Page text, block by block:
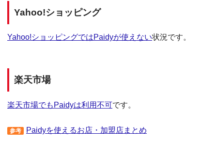
Yahoo!ショッピング
Yahoo!ショッピングではPaidyが使えない状況です。
楽天市場
楽天市場でもPaidyは利用不可です。
参考 Paidyを使えるお店・加盟店まとめ